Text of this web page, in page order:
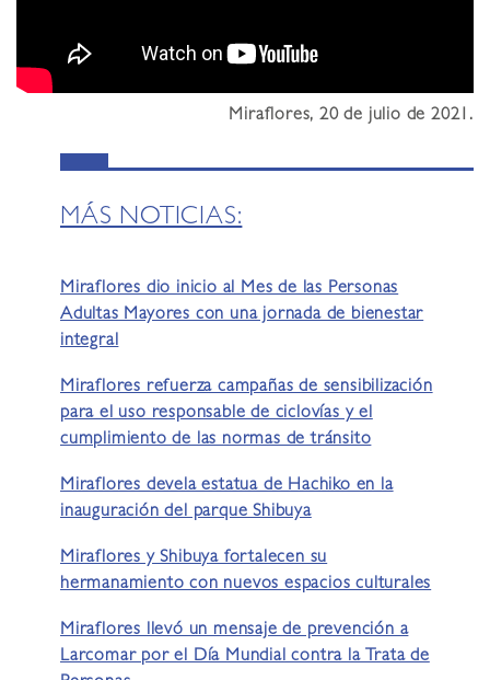
Miraflores, 20 de julio de 2021.
MÁS NOTICIAS:
Miraflores dio inicio al Mes de las Personas
Adultas Mayores con una jornada de bienestar
integral
Miraflores refuerza campañas de sensibilización
para el uso responsable de ciclovías y el
cumplimiento de las normas de tránsito
Miraflores devela estatua de Hachiko en la
inauguración del parque Shibuya
Miraflores y Shibuya fortalecen su
hermanamiento con nuevos espacios culturales
Miraflores llevó un mensaje de prevención a
Larcomar por el Día Mundial contra la Trata de